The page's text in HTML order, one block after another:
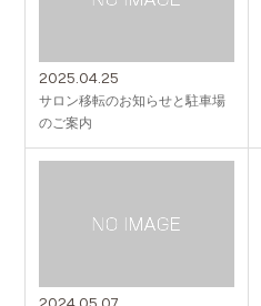
2025.04.25
サロン移転のお知らせと駐車場
のご案内